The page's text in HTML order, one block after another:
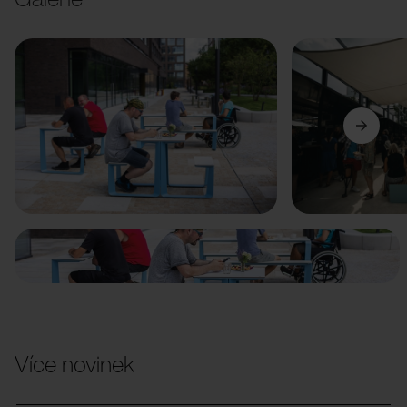
Předchozí
Více novinek